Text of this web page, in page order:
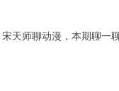
宋天师聊动漫，本期聊一